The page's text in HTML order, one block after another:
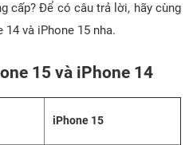
cấp? Để có câu trả lời, hãy cùng
và iPhone 15 nha.
15 và iPhone 14
iPhone 15